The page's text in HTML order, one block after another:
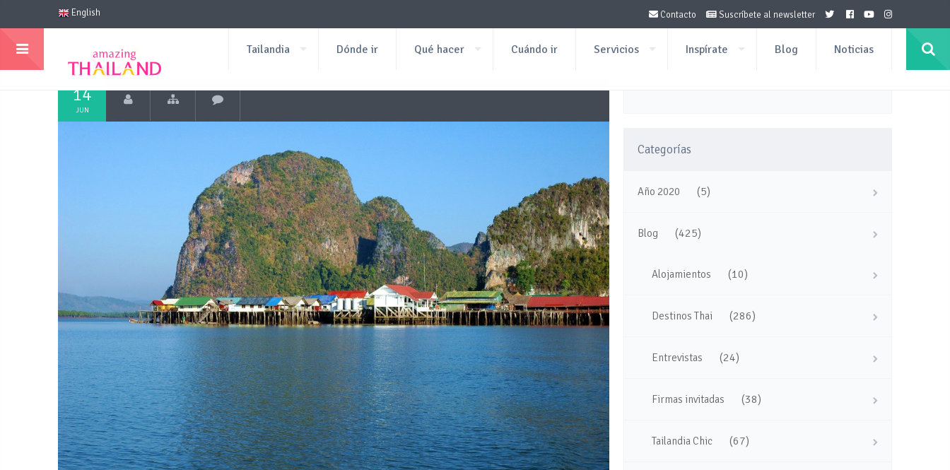
English Contacto Suscríbete al newsletter
Tailandia Dónde ir Qué hacer Cuándo ir Servicios Inspírate Blog Noticias
14
JUN
Categorías
Año 2020 (5)
Blog (425)
Alojamientos (10)
Destinos Thai (286)
Entrevistas (24)
Firmas invitadas (38)
Tailandia Chic (67)